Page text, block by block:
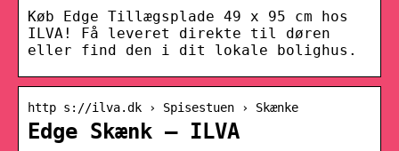
Køb Edge Tillægsplade 49 x 95 cm hos
ILVA! Få leveret direkte til døren
eller find den i dit lokale bolighus.
http s://ilva.dk › Spisestuen › Skænke
Edge Skænk – ILVA